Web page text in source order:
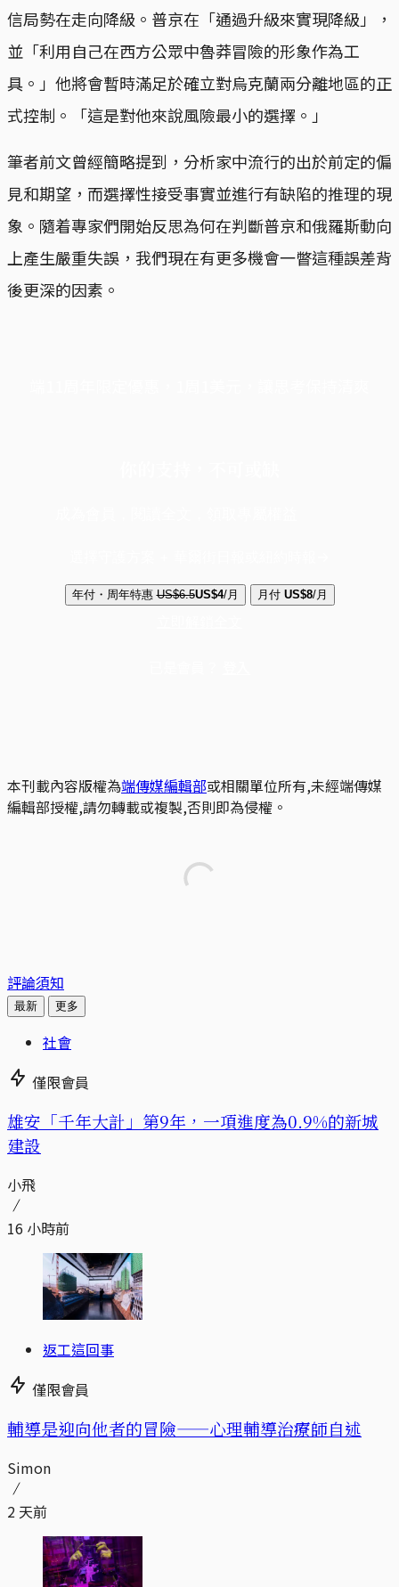
信局勢在走向降級。普京在「通過升級來實現降級」，
並「利用自己在西方公眾中魯莽冒險的形象作為工
具。」他將會暫時滿足於確立對烏克蘭兩分離地區的正
式控制。「這是對他來說風險最小的選擇。」
筆者前文曾經簡略提到，分析家中流行的出於前定的偏
見和期望，而選擇性接受事實並進行有缺陷的推理的現
象。隨着專家們開始反思為何在判斷普京和俄羅斯動向
上產生嚴重失誤，我們現在有更多機會一瞥這種誤差背
後更深的因素。
年付・周年特惠 US$6.5US$4/月 月付 US$8/月
本刊載內容版權為端傳媒編輯部或相關單位所有,未經端傳媒
編輯部授權,請勿轉載或複製,否則即為侵權。
評論須知
最新 更多
社會
僅限會員
​​雄安「千年大計」第9年，一項進度為0.9%的新城
建設
小飛
16 小時前
返工這回事
僅限會員
輔導是迎向他者的冒險——心理輔導治療師自述
Simon
2 天前